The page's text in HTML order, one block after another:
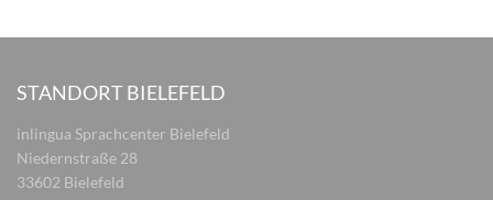
STANDORT BIELEFELD
inlingua Sprachcenter Bielefeld
Niedernstraße 28
33602 Bielefeld